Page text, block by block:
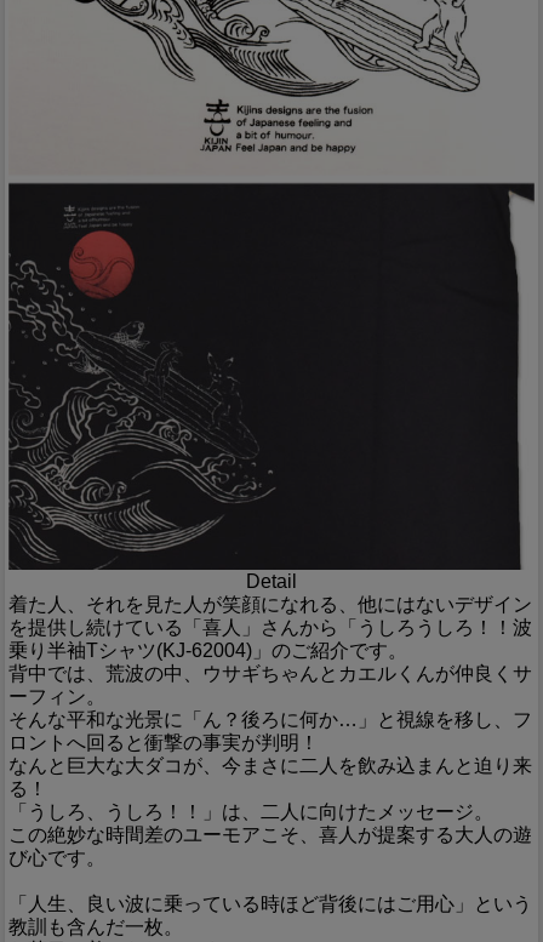
Detail
着た人、それを見た人が笑顔になれる、他にはないデザイン
を提供し続けている「喜人」さんから「うしろうしろ！！波
乗り半袖Tシャツ(KJ-62004)」のご紹介です。
背中では、荒波の中、ウサギちゃんとカエルくんが仲良くサ
ーフィン。
そんな平和な光景に「ん？後ろに何か…」と視線を移し、フ
ロントへ回ると衝撃の事実が判明！
なんと巨大な大ダコが、今まさに二人を飲み込まんと迫り来
る！
「うしろ、うしろ！！」は、二人に向けたメッセージ。
この絶妙な時間差のユーモアこそ、喜人が提案する大人の遊
び心です。
「人生、良い波に乗っている時ほど背後にはご用心」という
教訓も含んだ一枚。